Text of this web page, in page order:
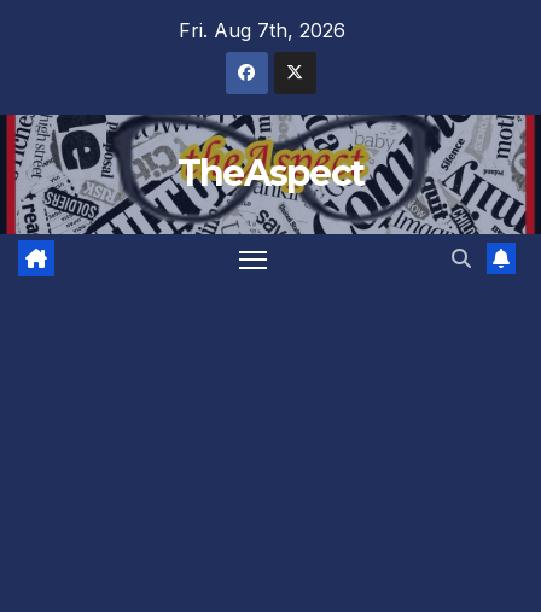
Fri. Aug 7th, 2026
TheAspect